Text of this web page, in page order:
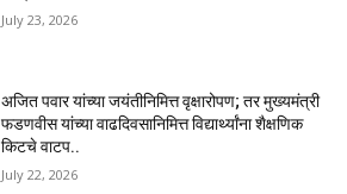
July 23, 2026
अजित पवार यांच्या जयंतीनिमित्त वृक्षारोपण; तर मुख्यमंत्री
फडणवीस यांच्या वाढदिवसानिमित्त विद्यार्थ्यांना शैक्षणिक
किटचे वाटप..
July 22, 2026